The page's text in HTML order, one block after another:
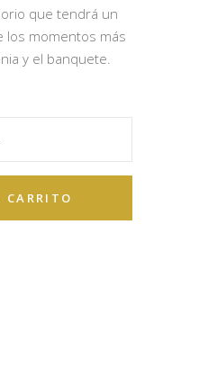
que tendrá un
los momentos más
y el banquete.
CARRITO